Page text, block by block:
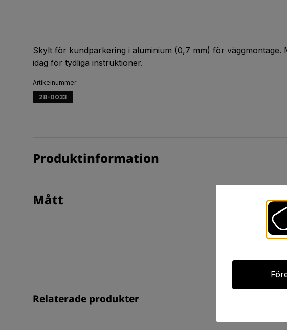
Skylt för kundparkering i aluminium (0,7 mm) för väggmontage.
idag för tydliga instruktioner.
Artikelnummer
28-0033
Produktinformation
Mått
Relaterade produkter